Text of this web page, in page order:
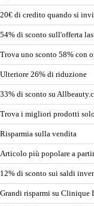
20€ di credito quando si
54% di sconto sull'offerta
Trova uno sconto 58% con
Ulteriore 26% di riduzione
33% di sconto su
Trova i migliori prodotti
Risparmia sulla vendita
Articolo più popolare a
12% di sconto sui saldi
Grandi risparmi su Clinique